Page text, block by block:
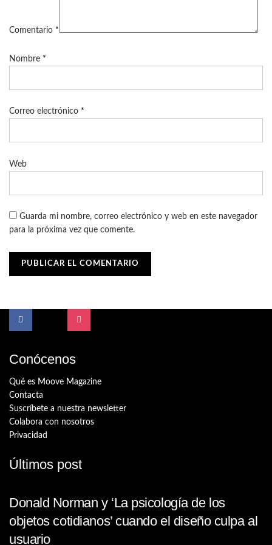
Comentario *
Nombre *
Correo electrónico *
Web
Guarda mi nombre, correo electrónico y web en este navegador
para la próxima vez que comente.
Conócenos
Qué es Moove Magazine
Contacta
Suscríbete a nuestra newsletter
Colabora con nosotros
Privacidad
Últimos post
Donald Norman y ‘La psicología de los
objetos cotidianos’ cuando el diseño culpa al
usuario